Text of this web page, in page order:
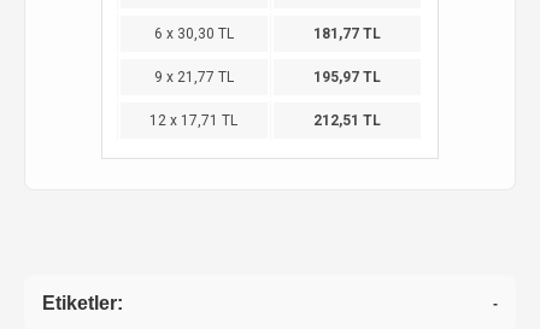
6 x 30,30 TL 181,77 TL
9 x 21,77 TL 195,97 TL
12 x 17,71 TL 212,51 TL
Etiketler: -